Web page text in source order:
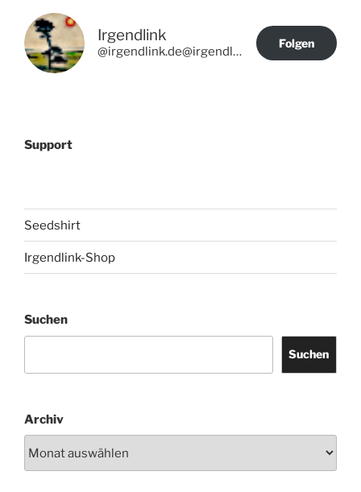
Irgendlink
@irgendlink.de@irgendlink.de
Folgen
Support
Seedshirt
Irgendlink-Shop
Suchen
Suchen
Archiv